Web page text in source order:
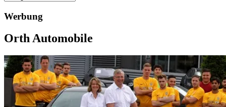
Werbung
Orth Automobile